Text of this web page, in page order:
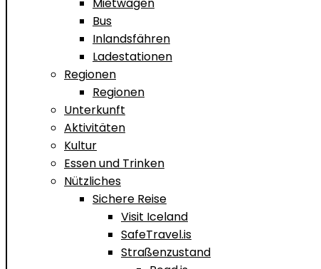
Bus
Inlandsfähren
Ladestationen
Regionen
Regionen
Unterkunft
Aktivitäten
Kultur
Essen und Trinken
Nützliches
Sichere Reise
Visit Iceland
SafeTravel.is
Straßenzustand